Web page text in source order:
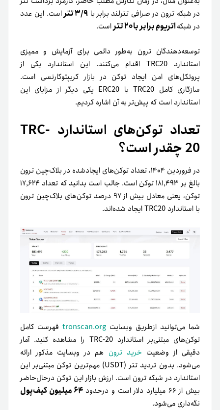
در شبکه ترون در صرافی تترلند برابر با ۳/۹ تتر
است. این عدد
در شبکهاتریوم برابر با ۲۰ تتر است.
توسعه‌دهندگان ترون به‌طور دائمی برای آزمایش و ممیزی
استاندارد TRC20 اقدام می‌کنند. این استاندارد یکی از
پروتکل‌های امن ایجاد توکن در بازار کریپتوکارنسی است.
سازگاری کامل TRC20 با ERC20 یکی دیگر از مزایای این
استاندارد است که پیش‌تر به آن اشاره کردیم.
تعداد توکن‌های استاندارد TRC-
20 چقدر است؟
در فروردین ۱۴۰۴، تعداد توکن‌های ایجادشده در بلاک‌چین ترون
بالغ بر ۱۸۱,۴۹۳ توکن است. جالب است بدانید که تعداد ۱۷,۶۲۴
توکن، یعنی معادل بیش از ۹۷ درصد توکن‌های بلاک‌چین ترون
با استاندارد TRC20 ایجاد شده‌اند.
شما می‌توانید ازطریق وبسایت tronscan.org فهرست کامل
توکن‌های مبتنی‌بر استاندارد TRC-20 را مشاهده کنید. آمار
دقیقی از وضعیت خرید ترون هم در وبسایت مذکور ارائه
می‌شود. بدون تردید تتر (USDT) مهم‌ترین توکن مبتنی‌بر این
استاندارد در شبکه ترون است. ارزش بازار این توکن درحال‌حاضر
بیش از ۶۶ میلیارد دلار است و درحدود
۶۴ میلیون کیف‌پول
نگه‌داری می‌شود.